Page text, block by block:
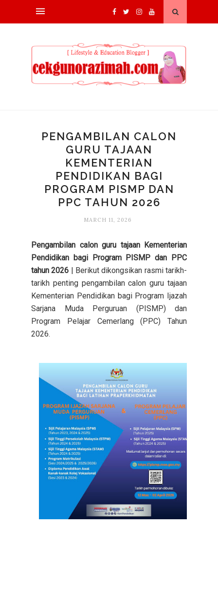
PENGAMBILAN CALON
GURU TAJAAN
KEMENTERIAN
PENDIDIKAN BAGI
PROGRAM PISMP DAN
PPC TAHUN 2026
MARCH 11, 2026
Pengambilan calon guru tajaan Kementerian
Pendidikan bagi Program PISMP dan PPC
tahun 2026 | Berikut dikongsikan rasmi tarikh-
tarikh penting pengambilan calon guru tajaan
Kementerian Pendidikan bagi Program Ijazah
Sarjana Muda Perguruan (PISMP) dan
Program Pelajar Cemerlang (PPC) Tahun
2026.